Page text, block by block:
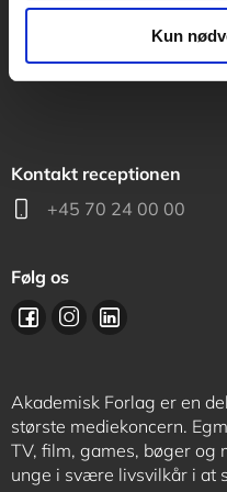
Kun
Kontakt receptionen
+45 70 24 00 00
Følg os
Akademisk Forlag er en
største mediekoncern.
TV, film, games, bøger og
unge i svære livsvilkår i at